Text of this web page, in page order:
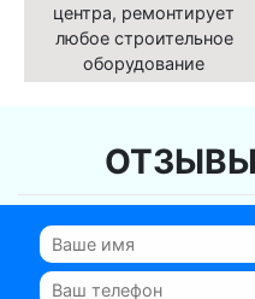
центра, ремонтирует
любое строительное
оборудование